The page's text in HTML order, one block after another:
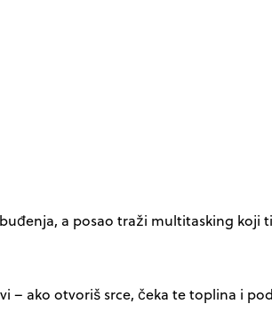
a posao traži multitasking koji
– ako otvoriš srce, čeka te toplina i